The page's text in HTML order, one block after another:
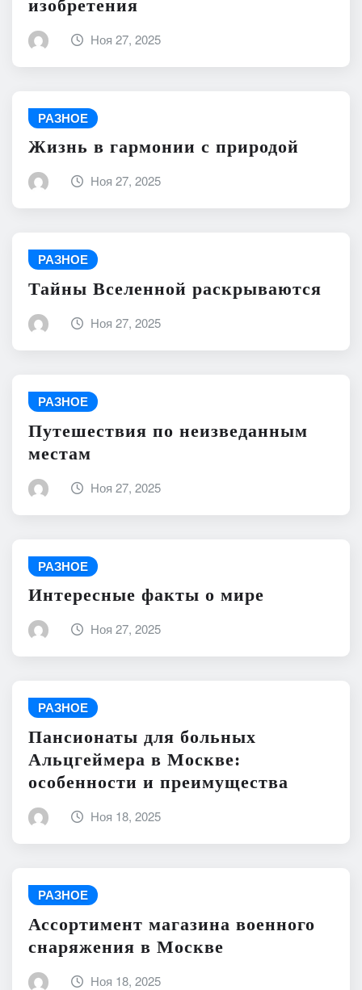
изобретения
Ноя 27, 2025
РАЗНОЕ
Жизнь в гармонии с природой
Ноя 27, 2025
РАЗНОЕ
Тайны Вселенной раскрываются
Ноя 27, 2025
РАЗНОЕ
Путешествия по неизведанным
местам
Ноя 27, 2025
РАЗНОЕ
Интересные факты о мире
Ноя 27, 2025
РАЗНОЕ
Пансионаты для больных
Альцгеймера в Москве:
особенности и преимущества
Ноя 18, 2025
РАЗНОЕ
Ассортимент магазина военного
снаряжения в Москве
Ноя 18, 2025